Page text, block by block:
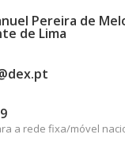
Pereira de
de Lima
a rede fixa/móvel